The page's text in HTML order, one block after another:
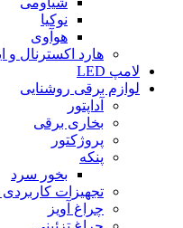
نوکیا
هوآوی
هارد اکسترنال و
لامپ LED
لوازم برقی روشنایی
آداپتور
بخارى برقى
پروژکتور
پنکه
بخور سرد
تجهیزات
چراغ آویز